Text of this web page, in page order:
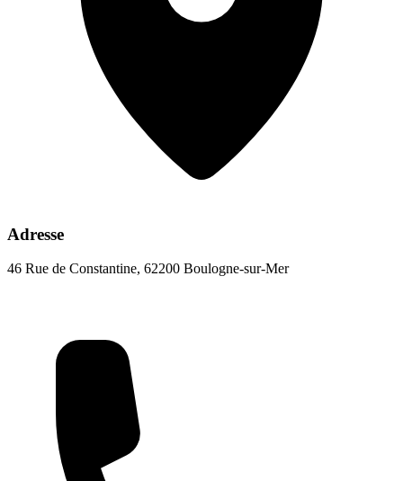
Adresse
46 Rue de Constantine, 62200 Boulogne-sur-Mer